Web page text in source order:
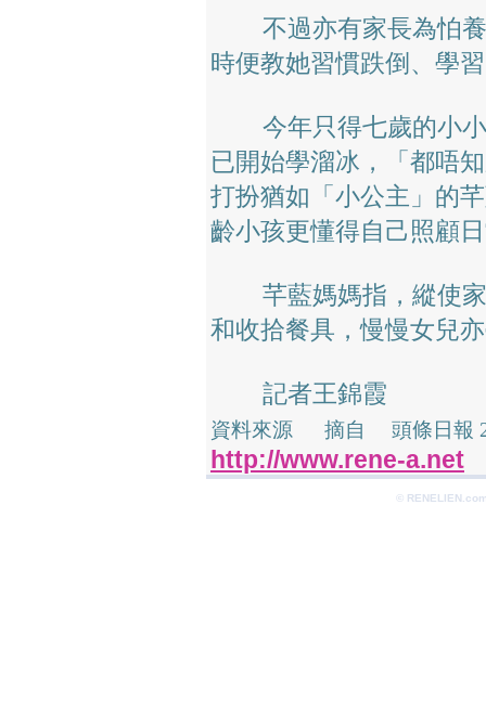
不過亦有家長為怕養
時便教她習慣跌倒、學
今年只得七歲的小小
已開始學溜冰，「都唔
打扮猶如「小公主」的
齡小孩更懂得自己照顧
芊藍媽媽指，縱使家
和收拾餐具，慢慢女兒
記者王錦霞
資料來源 摘自 頭條日報
http://www.rene-a.net
©